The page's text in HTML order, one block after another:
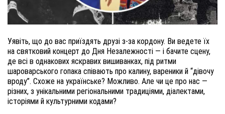
Уявіть, що до вас приїздять друзі з-за кордону. Ви ведете їх
на святковий концерт до Дня Незалежності — і бачите сцену,
де всі в однакових яскравих вишиванках, під ритми
шароварського гопака співають про калину, вареники й “дівочу
вроду”. Схоже на українське? Можливо. Але чи це про нас —
різних, з унікальними регіональними традиціями, діалектами,
історіями й культурними кодами?